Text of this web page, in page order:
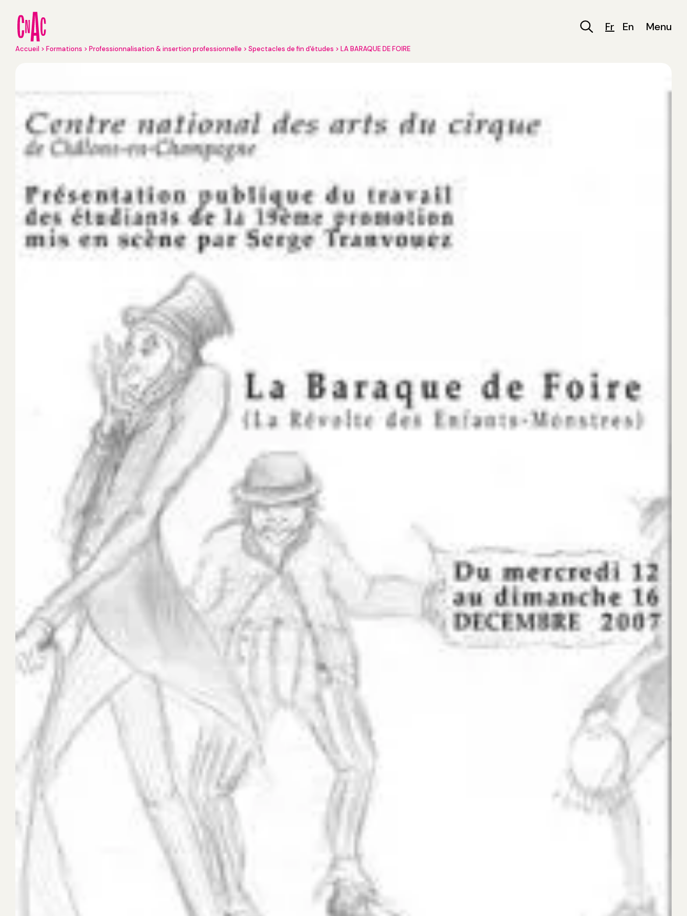
contenu
principal
Fr En Menu
Fil
Accueil Formations Professionnalisation & insertion professionnelle Spectacles de fin d'études LA BARAQUE DE FOIRE